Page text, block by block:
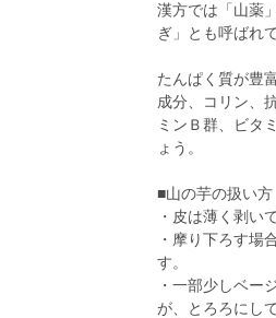
漢方では「山薬
ぎ」とも呼ばれ
たんぱく質が豊
成分、コリン、
ミンＢ群、ビタ
ょう。
■山の芋の扱い方
・皮は薄く剥い
・摩り下ろす場
す。
・一部少しベー
が、とろろにし